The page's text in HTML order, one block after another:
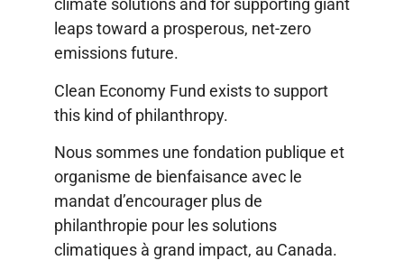
climate solutions and for supporting giant
leaps toward a prosperous, net-zero
emissions future.
Clean Economy Fund exists to support
this kind of philanthropy.
Nous sommes une fondation publique et
organisme de bienfaisance avec le
mandat d’encourager plus de
philanthropie pour les solutions
climatiques à grand impact, au Canada.